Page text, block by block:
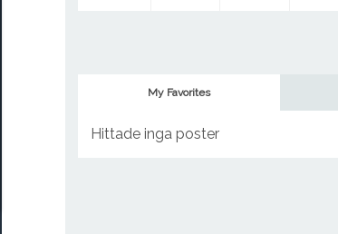
My Favorites
Hittade inga poster